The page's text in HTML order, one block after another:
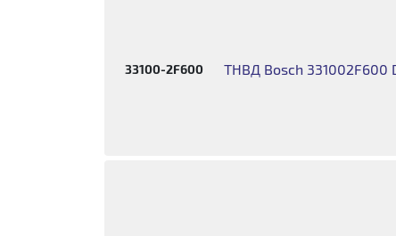
33100-2F600 ТНВД Bosch 331002F600